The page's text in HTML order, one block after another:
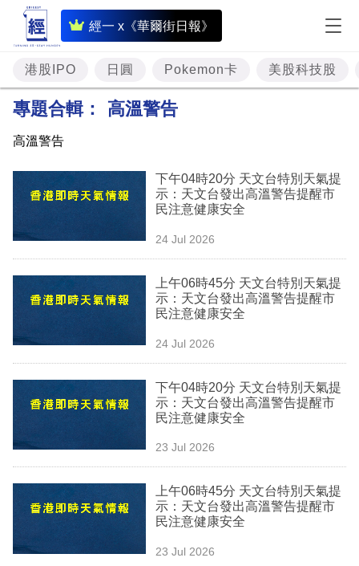
經一 x《華爾街日報》
即
時
財
經
資
市
理
商
科
場
生
港股IPO 日圓 Pokemon卡 美股科技股
專題合輯： 高溫警告
高溫警告
下午04時20分 天文台特別天氣提
示：天文台發出高溫警告提醒市
民注意健康安全
24 Jul 2026
上午06時45分 天文台特別天氣提
示：天文台發出高溫警告提醒市
民注意健康安全
24 Jul 2026
下午04時20分 天文台特別天氣提
示：天文台發出高溫警告提醒市
民注意健康安全
23 Jul 2026
上午06時45分 天文台特別天氣提
示：天文台發出高溫警告提醒市
民注意健康安全
23 Jul 2026